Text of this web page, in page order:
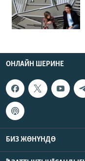
ОНЛАЙН ШЕРИНЕ
БИЗ ЖӨНҮНДӨ